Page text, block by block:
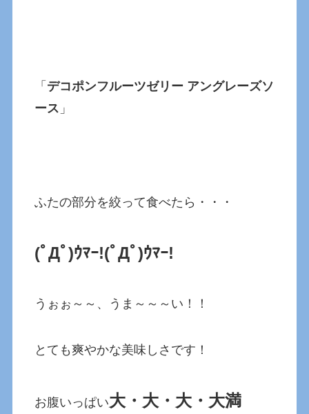
「 デコポンフルーツゼリー アングレーズソ
ース 」
ふたの部分を絞って食べたら・・・
(ﾟДﾟ)ｳﾏｰ!(ﾟДﾟ)ｳﾏｰ!
うぉぉ～～、うま～～～い！！
とても爽やかな美味しさです！
お腹いっぱい大・大・大・大満